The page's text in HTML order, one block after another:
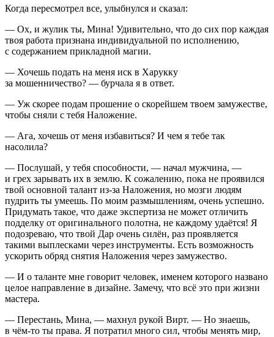
Когда пересмотрел все, улыбнулся и сказал:
— Ох, и жулик ты, Мина! Удивительно, что до сих пор каждая
твоя работа признана индивидуальной по исполнению,
с содержанием прикладной магии.
— Хочешь подать на меня иск в Харукку
за мошенничество? — бурчала я в ответ.
— Уж скорее подам прошение о скорейшем твоем замужестве,
чтобы сняли с тебя Наложение.
— Ага, хочешь от меня избавиться? И чем я тебе так
насолила?
— Послушай, у тебя способности, — начал мужчина, —
и грех зарывать их в землю. К сожалению, пока не проявился
твой основной талант из-за Наложения, но мозги людям
пудрить ты умеешь. По моим размышлениям, очень успешно.
Придумать такое, что даже экспертиза не может отличить
подделку от оригинального полотна, не каждому удаётся! Я
подозреваю, что твой Дар очень силён, раз проявляется
такими выплесками через инструменты. Есть возможность
ускорить обряд снятия Наложения через замужество.
— И о таланте мне говорит человек, именем которого названо
целое направление в дизайне. Замечу, что всё это при жизни
мастера.
— Перестань, Мина, — махнул рукой Вирт. — Но знаешь,
в чём-то ты права. Я потратил много сил, чтобы менять мир,